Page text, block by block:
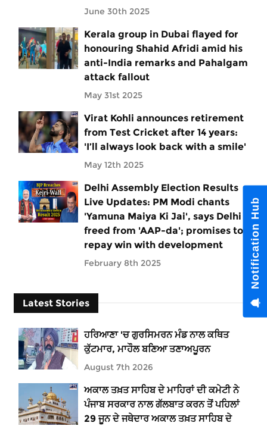
June 30th 2025
Kerala group in Dubai flayed for
honouring Shahid Afridi amid his
anti-India remarks and Pahalgam
attack fallout
May 31st 2025
Virat Kohli announces retirement
from Test Cricket after 14 years:
'I’ll always look back with a smile'
May 12th 2025
Delhi Assembly Election Results
Live Updates: PM Modi chants
'Yamuna Maiya Ki Jai', says Delhi
freed from 'AAP-da'; promises to
repay win with development
February 8th 2025
Latest Stories
ਹਰਿਆਣਾ 'ਚ ਗੁਰਸਿਮਰਨ ਮੰਡ ਨਾਲ ਕਥਿਤ
ਕੁੱਟਮਾਰ, ਮਾਹੌਲ ਬਣਿਆ ਤਣਾਅਪੂਰਨ
August 7th 2026
ਅਕਾਲ ਤਖ਼ਤ ਸਾਹਿਬ ਦੇ ਮਾਹਿਰਾਂ ਦੀ ਕਮੇਟੀ ਨੇ
ਪੰਜਾਬ ਸਰਕਾਰ ਨਾਲ ਗੱਲਬਾਤ ਕਰਨ ਤੋਂ ਪਹਿਲਾਂ
29 ਜੂਨ ਦੇ ਜਥੇਦਾਰ ਅਕਾਲ ਤਖ਼ਤ ਸਾਹਿਬ ਦੇ
Notification Hub